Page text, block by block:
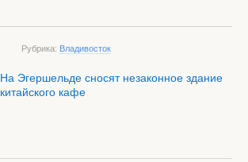
Рубрика: Владивосток
На Эгершельде сносят незаконное здание
китайского кафе